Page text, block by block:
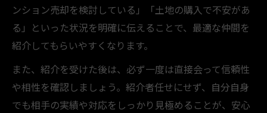
ンション売却を検討している」「土地の購入で不安があ
る」といった状況を明確に伝えることで、最適な仲間を
紹介してもらいやすくなります。
また、紹介を受けた後は、必ず一度は直接会って信頼性
や相性を確認しましょう。紹介者任せにせず、自分自身
でも相手の実績や対応をしっかり見極めることが、安心